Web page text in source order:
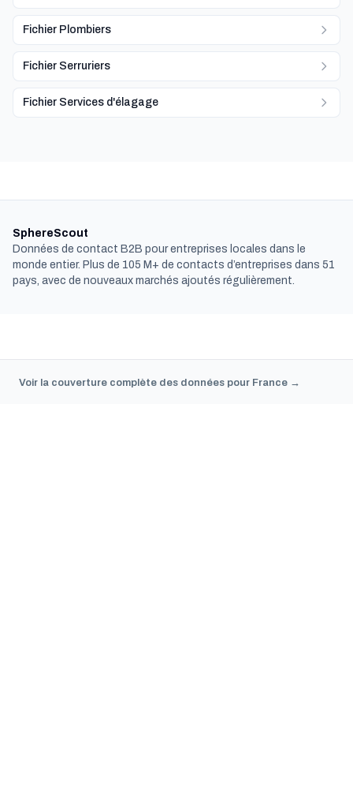
Fichier Plombiers
Fichier Serruriers
Fichier Services d'élagage
SphereScout
Données de contact B2B pour entreprises locales dans le
monde entier. Plus de 105 M+ de contacts d’entreprises dans 51
pays, avec de nouveaux marchés ajoutés régulièrement.
Voir la couverture complète des données pour France →